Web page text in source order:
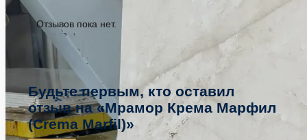
Отзывов пока нет.
Будьте первым, кто оставил
отзыв на «Мрамор Крема Марфил
(Crema Marfil)»